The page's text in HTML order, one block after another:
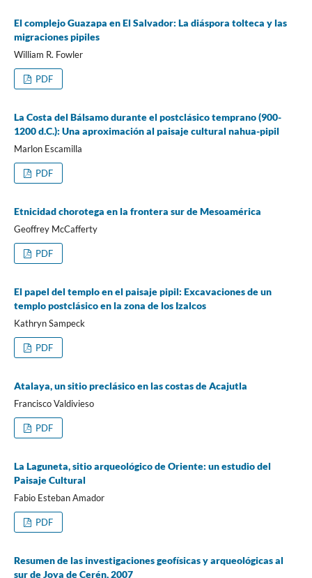
El complejo Guazapa en El Salvador: La diáspora tolteca y las
migraciones pipiles
William R. Fowler
PDF
La Costa del Bálsamo durante el postclásico temprano (900-
1200 d.C.): Una aproximación al paisaje cultural nahua-pipil
Marlon Escamilla
PDF
Etnicidad chorotega en la frontera sur de Mesoamérica
Geoffrey McCafferty
PDF
El papel del templo en el paisaje pipil: Excavaciones de un
templo postclásico en la zona de los Izalcos
Kathryn Sampeck
PDF
Atalaya, un sitio preclásico en las costas de Acajutla
Francisco Valdivieso
PDF
La Laguneta, sitio arqueológico de Oriente: un estudio del
Paisaje Cultural
Fabio Esteban Amador
PDF
Resumen de las investigaciones geofísicas y arqueológicas al
sur de Joya de Cerén, 2007